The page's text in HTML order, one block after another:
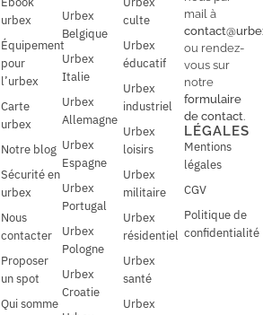
urbex
Équipement
pour
l’urbex
Carte
urbex
Notre blog
Sécurité en
urbex
Nous
contacter
Proposer
un spot
Qui somme
Urbex
Belgique
Urbex
Italie
Urbex
Allemagne
Urbex
Espagne
Urbex
Portugal
Urbex
Pologne
Urbex
Croatie
culte
Urbex
éducatif
Urbex
industriel
Urbex
loisirs
Urbex
militaire
Urbex
résidentiel
Urbex
santé
Urbex
mail à
ou rendez-
vous sur
notre
formulaire
de contact.
LÉGALES
Mentions
légales
CGV
Politique de
confidentialité